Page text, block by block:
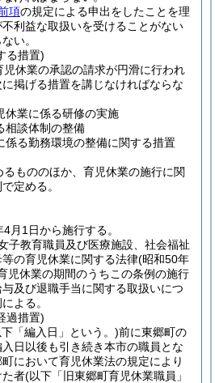
項の規定による申出をしたことを理
利益な取扱いを受けることがない
い。
る措置)
児休業の承認の請求が円滑に行われ
掲げる措置を講じなければならな
休業に係る研修の実施
相談体制の整備
係る勤務環境の整備に関する措置
るもののほか、育児休業の施行に関
定める。
月1日から施行する。
子教育職員及び医療施設、社会福祉
の育児休業に関する法律(昭和50年
児休業の期間のうちこの条例の施行
及び退職手当に関する取扱いにつ
よる。
過措置)
「編入日」という。)前に東郷町の
日以後も引き続き本市の職員とな
において育児休業法の規定により
た者(以下「旧東郷町育児休業職員」